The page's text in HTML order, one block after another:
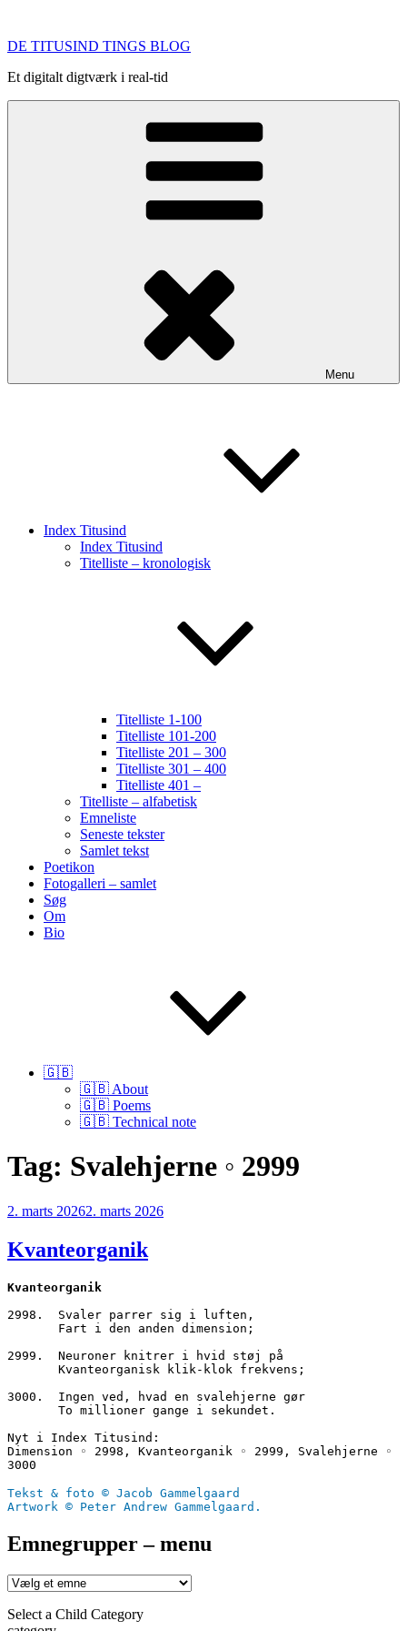
indhold
DE TITUSIND TINGS BLOG
Et digitalt digtværk i real-tid
Menu
Index Titusind
Index Titusind
Titelliste – kronologisk
Titelliste 1-100
Titelliste 101-200
Titelliste 201 – 300
Titelliste 301 – 400
Titelliste 401 –
Titelliste – alfabetisk
Emneliste
Seneste tekster
Samlet tekst
Poetikon
Fotogalleri – samlet
Søg
Om
Bio
🇬🇧
🇬🇧 About
🇬🇧 Poems
🇬🇧 Technical note
Tag: Svalehjerne ◦ 2999
Udgivet
2. marts 20262. marts 2026
Kvanteorganik
Kvanteorganik
2998.  Svaler parrer sig i luften,
       Fart i den anden dimension;
2999.  Neuroner knitrer i hvid støj på
       Kvanteorganisk klik-klok frekvens;
3000.  Ingen ved, hvad en svalehjerne gør
       To millioner gange i sekundet.
Nyt i Index Titusind:
Dimension ◦ 2998, Kvanteorganik ◦ 2999, Svalehjerne ◦
3000
Tekst & foto © Jacob Gammelgaard
Artwork © Peter Andrew Gammelgaard.
Emnegrupper – menu
Select a Child Category